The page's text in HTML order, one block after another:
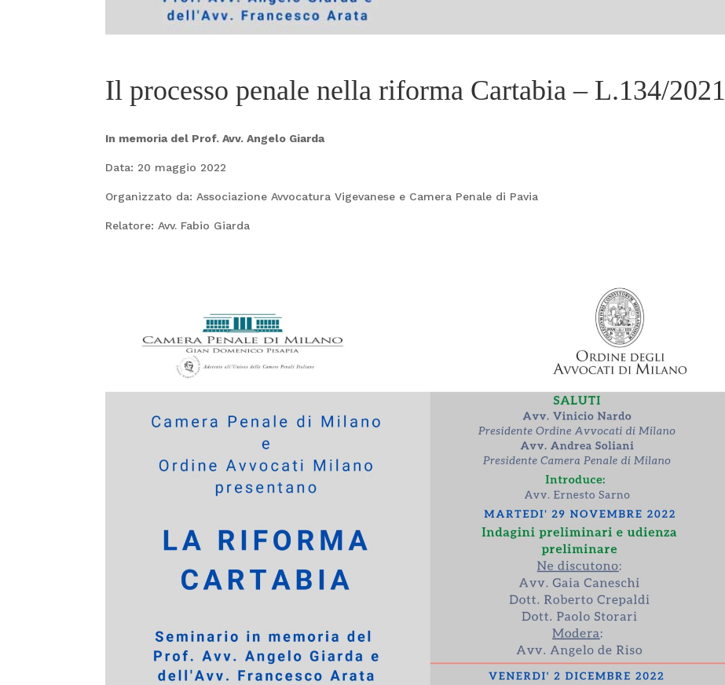
Il processo penale nella riforma Cartabia – L.134/2021
In memoria del Prof. Avv. Angelo Giarda
Data: 20 maggio 2022
Organizzato da: Associazione Avvocatura Vigevanese e Camera Penale di Pavia
Relatore: Avv. Fabio Giarda